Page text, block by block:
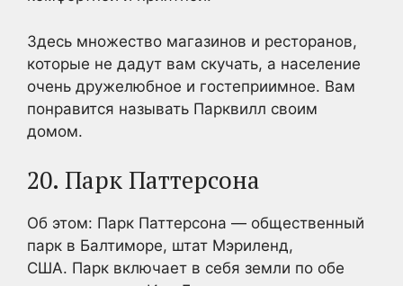
Здесь множество магазинов и ресторанов,
которые не дадут вам скучать, а население
очень дружелюбное и гостеприимное. Вам
понравится называть Парквилл своим
домом.
20. Парк Паттерсона
Об этом: Парк Паттерсона — общественный
парк в Балтиморе, штат Мэриленд,
США. Парк включает в себя земли по обе